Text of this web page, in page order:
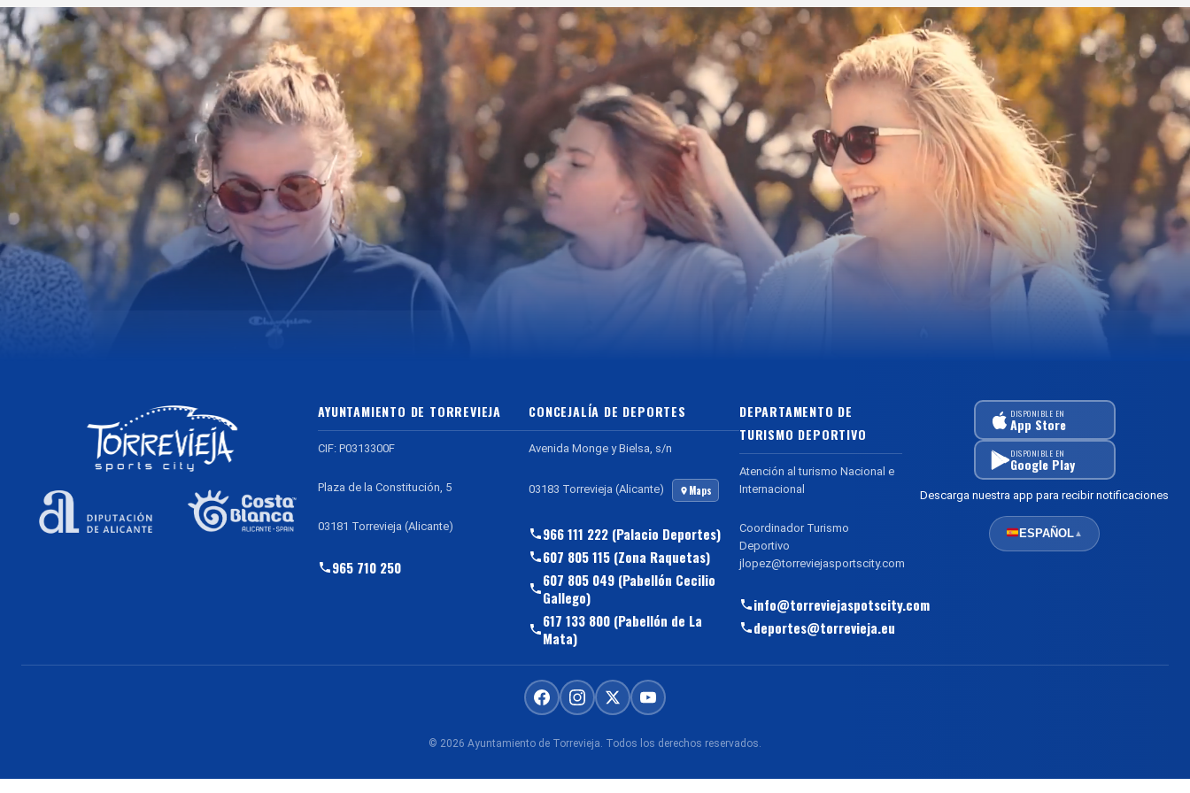
AYUNTAMIENTO DE TORREVIEJA
CIF: P0313300F
Plaza de la Constitución, 5
03181 Torrevieja (Alicante)
965 710 250
CONCEJALÍA DE DEPORTES
Avenida Monge y Bielsa, s/n
03183 Torrevieja (Alicante) Maps
966 111 222 (Palacio Deportes)
607 805 115 (Zona Raquetas)
607 805 049 (Pabellón Cecilio
Gallego)
617 133 800 (Pabellón de La
Mata)
DEPARTAMENTO DE
TURISMO DEPORTIVO
Atención al turismo Nacional e
Internacional
Coordinador Turismo
Deportivo
jlopez@torreviejasportscity.com
info@torreviejaspotscity.com
deportes@torrevieja.eu
DISPONIBLE EN
App Store
DISPONIBLE EN
Google Play
Descarga nuestra app para recibir notificaciones
ESPAÑOL▲
© 2026 Ayuntamiento de Torrevieja. Todos los derechos reservados.